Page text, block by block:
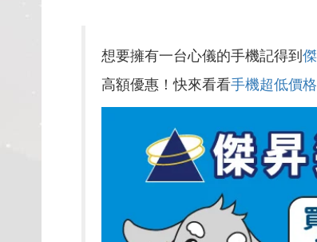
想要擁有一台心儀的手機記得到
高額優惠！快來看看手機超低價格